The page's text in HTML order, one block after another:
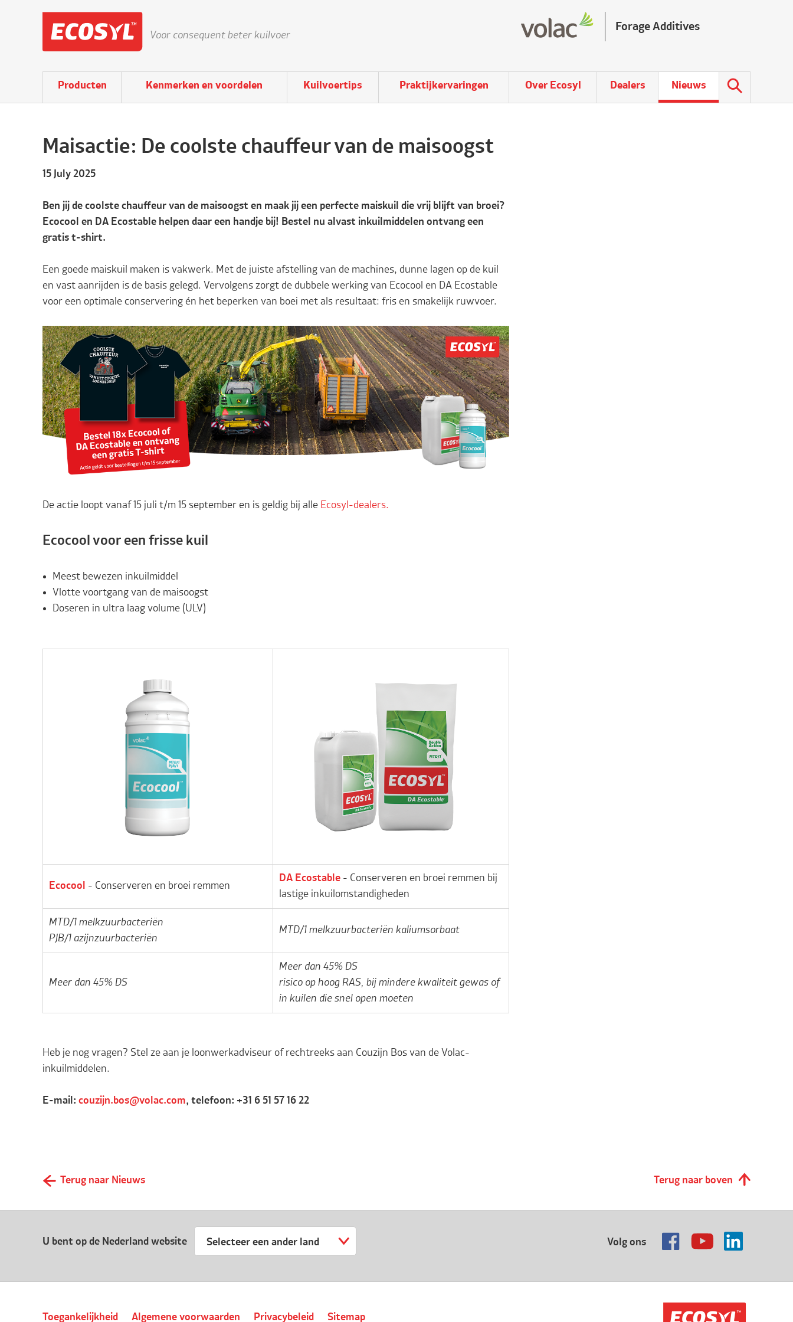
Voor consequent beter kuilvoer
Forage Additives
Producten Kenmerken en voordelen Kuilvoertips Praktijkervaringen Over Ecosyl Dealers Nieuws
Maisactie: De coolste chauffeur van de maisoogst
15 July 2025
Ben jij de coolste chauffeur van de maisoogst en maak jij een perfecte maiskuil die vrij blijft van broei?
Ecocool en DA Ecostable helpen daar een handje bij! Bestel nu alvast inkuilmiddelen ontvang een
gratis t-shirt.
Een goede maiskuil maken is vakwerk. Met de juiste afstelling van de machines, dunne lagen op de kuil
en vast aanrijden is de basis gelegd. Vervolgens zorgt de dubbele werking van Ecocool en DA Ecostable
voor een optimale conservering én het beperken van boei met als resultaat: fris en smakelijk ruwvoer.
De actie loopt vanaf 15 juli t/m 15 september en is geldig bij alle Ecosyl-dealers.
Ecocool voor een frisse kuil
Meest bewezen inkuilmiddel
Vlotte voortgang van de maisoogst
Doseren in ultra laag volume (ULV)
Ecocool - Conserveren en broei remmen
DA Ecostable - Conserveren en broei remmen bij
lastige inkuilomstandigheden
MTD/1 melkzuurbacteriën
PJB/1 azijnzuurbacteriën
MTD/1 melkzuurbacteriën kaliumsorbaat
Meer dan 45% DS
Meer dan 45% DS
risico op hoog RAS, bij mindere kwaliteit gewas of
in kuilen die snel open moeten
Heb je nog vragen? Stel ze aan je loonwerkadviseur of rechtreeks aan Couzijn Bos van de Volac-
inkuilmiddelen.
E-mail: couzijn.bos@volac.com, telefoon: +31 6 51 57 16 22
Terug naar Nieuws Terug naar boven
U bent op de Nederland website Selecteer een ander land Volg ons
Toegankelijkheid Algemene voorwaarden Privacybeleid Sitemap